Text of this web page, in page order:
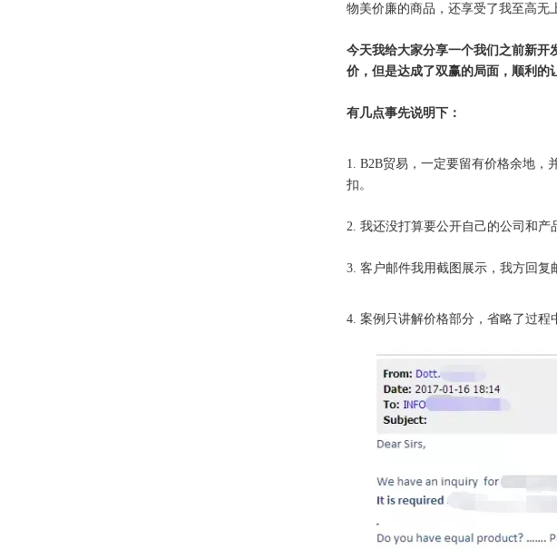
物美价廉的商品，还享受了我至高无
今天我给大家分享一个我们之前新开
价，但是达成了双赢的局面，顺利的
有几点事先说明下：
1. B2B贸易，一定要留有价格余地，
扣。
2. 我还没打算要公开自己的公司和产
3. 客户邮件我用截图展示，我方回复
4. 案例只讲解价格部分，省略了过程